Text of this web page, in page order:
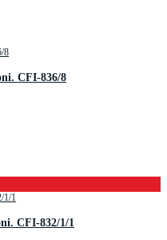
CFI-836/8
CFI-832/1/1